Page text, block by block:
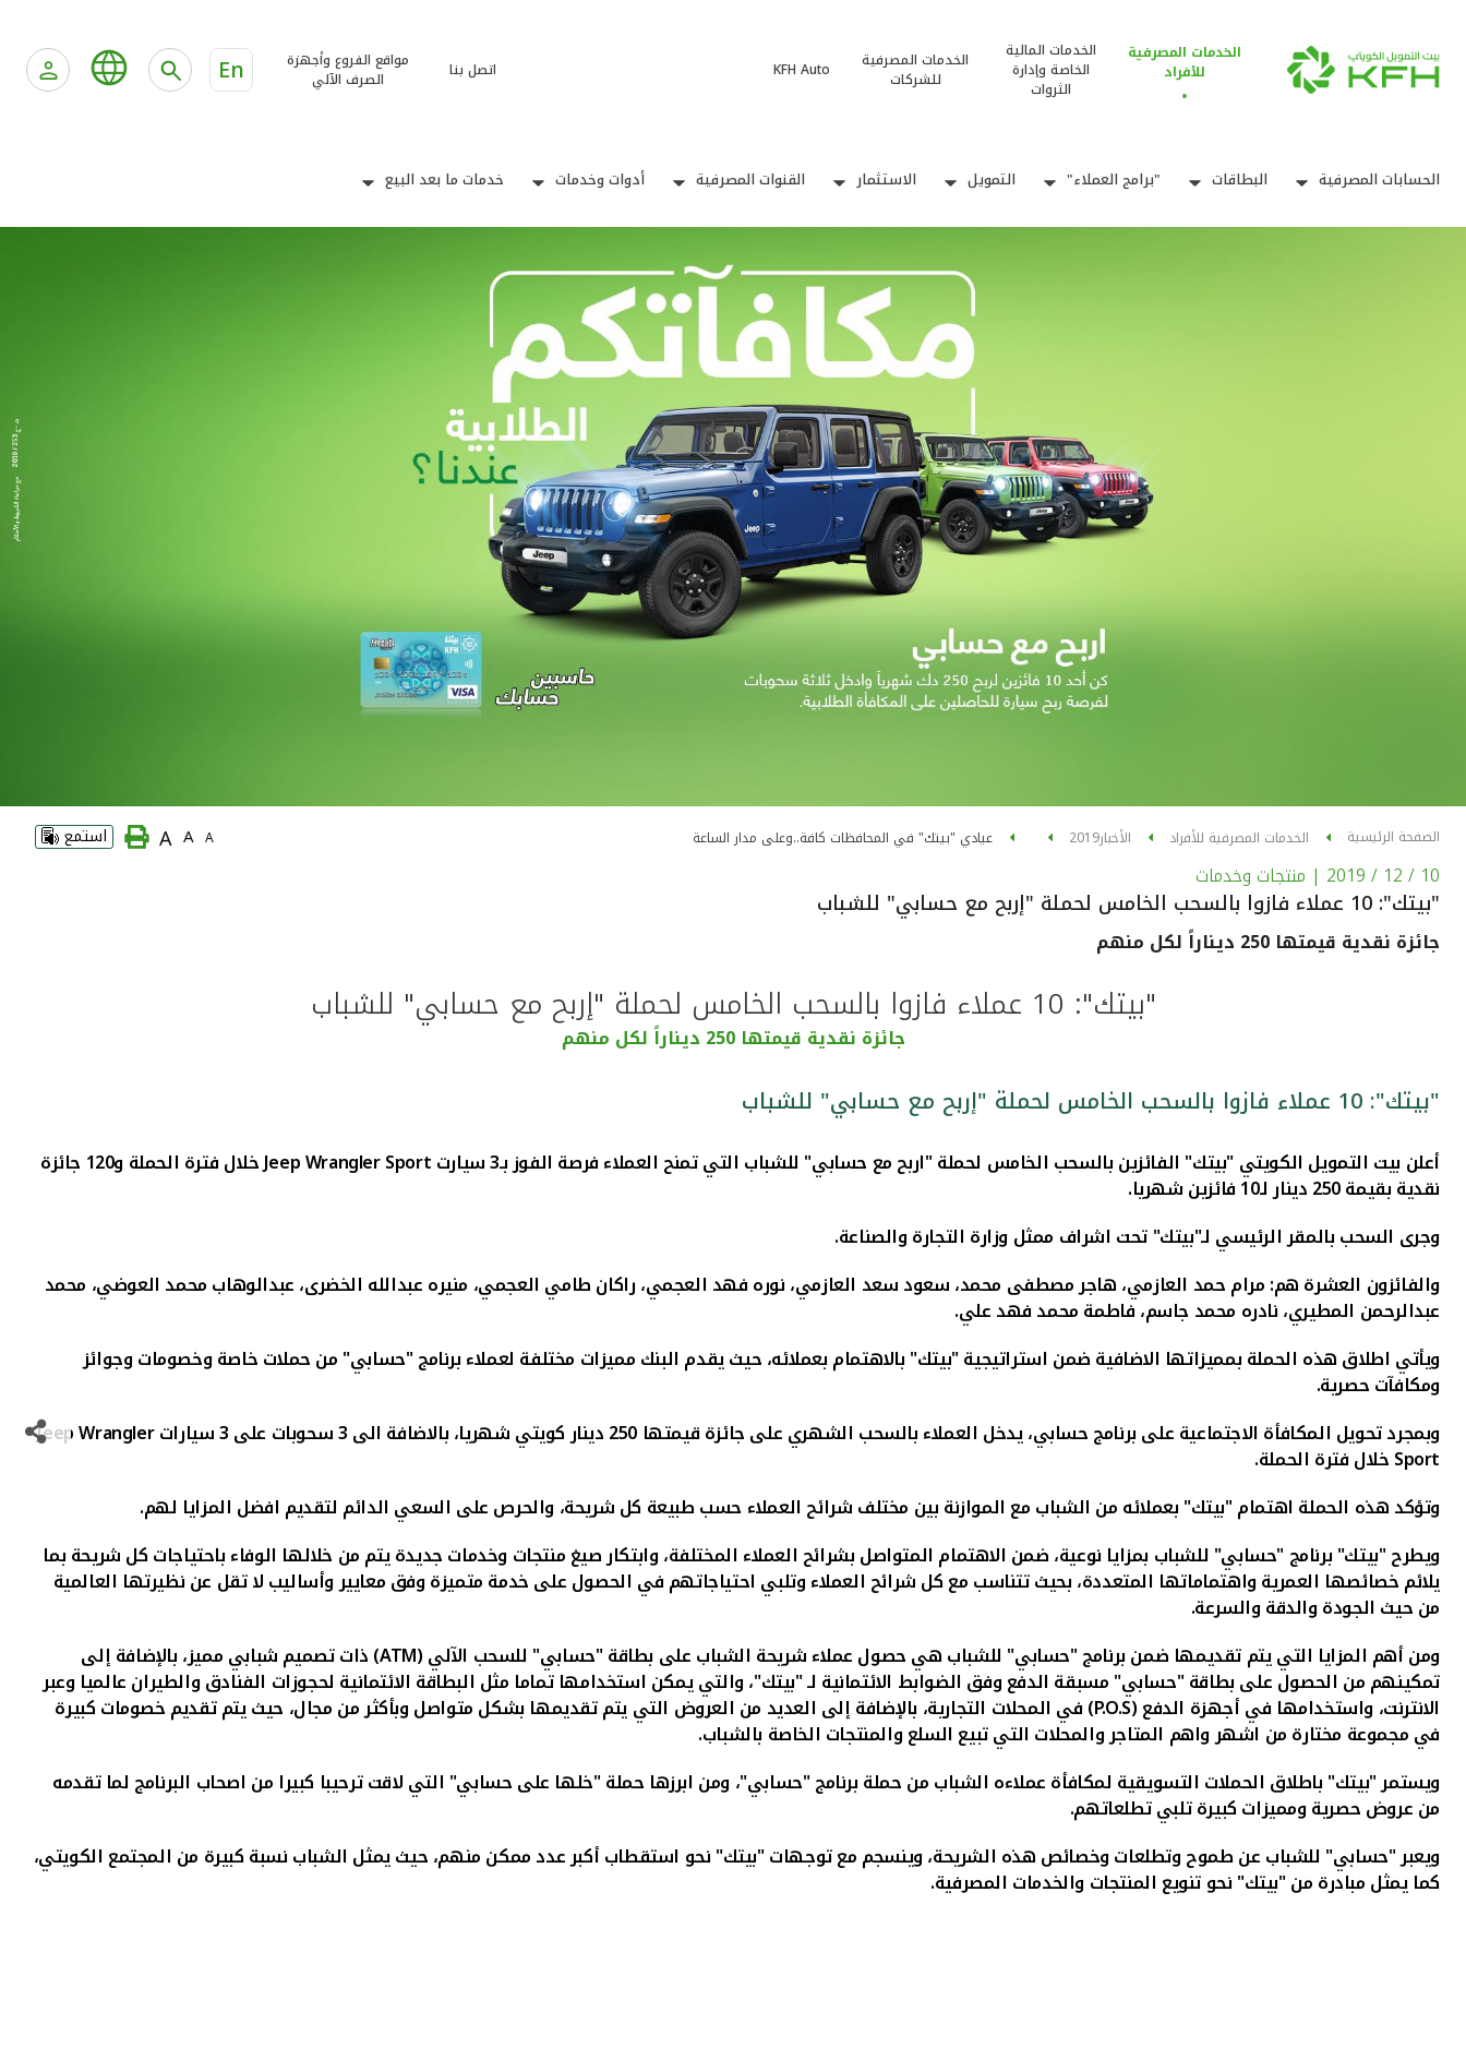
الخدمات المصرفية
للأفراد
الخدمات المالية
الخاصة وإدارة
الثروات
الخدمات المصرفية
للشركات
KFH Auto اتصل بنا
مواقع الفروع وأجهزة
الصرف الآلي
En
الحسابات المصرفية البطاقات "برامج العملاء" التمويل الاستثمار القنوات المصرفية أدوات وخدمات خدمات ما بعد البيع
الصفحة الرئيسية الخدمات المصرفية للأفراد الأخبار2019 عيادي "بيتك" في المحافظات كافة..وعلى مدار الساعة A
A
A استمع
10 / 12 / 2019 | منتجات وخدمات
"بيتك": 10 عملاء فازوا بالسحب الخامس لحملة "إربح مع حسابي" للشباب
جائزة نقدية قيمتها 250 ديناراً لكل منهم
"بيتك": 10 عملاء فازوا بالسحب الخامس لحملة "إربح مع حسابي" للشباب
جائزة نقدية قيمتها 250 ديناراً لكل منهم
"بيتك": 10 عملاء فازوا بالسحب الخامس لحملة "إربح مع حسابي" للشباب
أعلن بيت التمويل الكويتي "بيتك" الفائزين بالسحب الخامس لحملة "اربح مع حسابي" للشباب التي تمنح العملاء فرصة الفوز بـ3 سيارت Jeep Wrangler Sport خلال فترة الحملة و120 جائزة
نقدية بقيمة 250 دينار لـ10 فائزين شهريا.
وجرى السحب بالمقر الرئيسي لـ"بيتك" تحت اشراف ممثل وزارة التجارة والصناعة.
والفائزون العشرة هم:مرام حمد العازمي، هاجر مصطفى محمد، سعود سعد العازمي، نوره فهد العجمي، راكان طامي العجمي، منيره عبدالله الخضرى، عبدالوهاب محمد العوضي، محمد
عبدالرحمن المطيري، نادره محمد جاسم، فاطمة محمد فهد علي.
ويأتي اطلاق هذه الحملة بمميزاتها الاضافية ضمن استراتيجية "بيتك" بالاهتمام بعملائه، حيث يقدم البنك مميزات مختلفة لعملاء برنامج "حسابي" من حملات خاصة وخصومات وجوائز
ومكافآت حصرية.
وبمجرد تحويل المكافأة الاجتماعية على برنامج حسابي، يدخل العملاء بالسحب الشهري على جائزة قيمتها 250 دينار كويتي شهريا، بالاضافة الى 3 سحوبات على 3 سيارات
Jeep Wrangler
Sportخلال فترة الحملة.
وتؤكد هذه الحملة اهتمام "بيتك" بعملائه من الشباب مع الموازنة بين مختلف شرائح العملاء حسب طبيعة كل شريحة، والحرص على السعي الدائم لتقديم افضل المزايا لهم.
ويطرح "بيتك" برنامج "حسابي" للشباب بمزايا نوعية، ضمن الاهتمام المتواصل بشرائح العملاء المختلفة، وابتكار صيغ منتجات وخدمات جديدة يتم من خلالها الوفاء باحتياجات كل شريحة بما
يلائم خصائصها العمرية واهتماماتها المتعددة، بحيث تتناسب مع كل شرائح العملاء وتلبي احتياجاتهم في الحصول على خدمة متميزة وفق معايير وأساليب لا تقل عن نظيرتها العالمية
من حيث الجودة والدقة والسرعة.
ومن أهم المزايا التي يتم تقديمها ضمن برنامج "حسابي" للشباب هي حصول عملاء شريحة الشباب على بطاقة "حسابي" للسحب الآلي (ATM) ذات تصميم شبابي مميز، بالإضافة إلى
تمكينهم من الحصول على بطاقة "حسابي" مسبقة الدفع وفق الضوابط الائتمانية لـ "بيتك"، والتي يمكن استخدامها تماما مثل البطاقة الائتمانية لحجوزات الفنادق والطيران عالميا وعبر
الانترنت، واستخدامها في أجهزة الدفع (P.O.S) في المحلات التجارية، بالإضافة إلى العديد من العروض التي يتم تقديمها بشكل متواصل وبأكثر من مجال، حيث يتم تقديم خصومات كبيرة
في مجموعة مختارة من اشهر واهم المتاجر والمحلات التي تبيع السلع والمنتجات الخاصة بالشباب.
ويستمر "بيتك" باطلاق الحملات التسويقية لمكافأة عملاءه الشباب من حملة برنامج "حسابي"، ومن ابرزها حملة "خلها على حسابي" التي لاقت ترحيبا كبيرا من اصحاب البرنامج لما تقدمه
من عروض حصرية ومميزات كبيرة تلبي تطلعاتهم.
ويعبر "حسابي" للشباب عن طموح وتطلعات وخصائص هذه الشريحة، وينسجم مع توجهات "بيتك" نحو استقطاب أكبر عدد ممكن منهم، حيث يمثل الشباب نسبة كبيرة من المجتمع الكويتي،
كما يمثل مبادرة من "بيتك" نحو تنويع المنتجات والخدمات المصرفية.